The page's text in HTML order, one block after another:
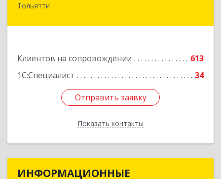
Тольятти
Клиентов на сопровождении
613
1С:Специалист
34
Отправить заявку
Показать контакты
Отправить заявку
Назад
ИНФОРМАЦИОННЫЕИНФОРМАЦИОННЫЕ